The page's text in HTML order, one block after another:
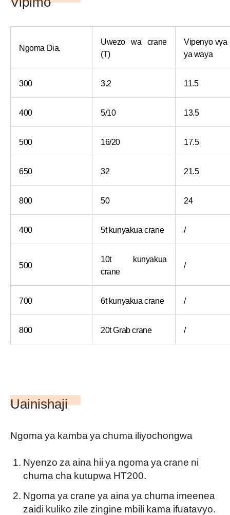
Ngoma Dia.
Uwezo wa crane
(T)
Vipenyo vya
ya waya
300 3.2 11.5
400 5/10 13.5
500 16/20 17.5
650 32 21.5
800 50 24
400 5t kunyakua crane /
500
10t kunyakua
crane
/
700 6t kunyakua crane /
800 20t Grab crane /
Uainishaji
Ngoma ya kamba ya chuma iliyochongwa
Nyenzo za aina hii ya ngoma ya crane ni
chuma cha kutupwa HT200.
Ngoma ya crane ya aina ya chuma imeenea
zaidi kuliko zile zingine mbili kama ifuatavyo.